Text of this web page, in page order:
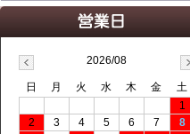
2026/08
日 月 火 水 木 金
土
1
2
3 4 5 6 7
8